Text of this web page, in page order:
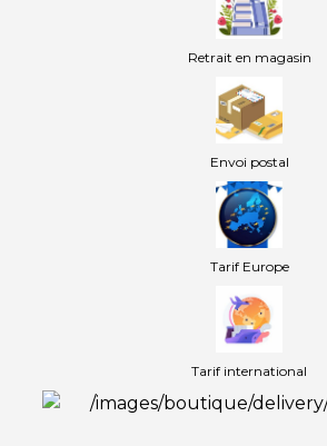
Retrait en magasin
Envoi postal
Tarif Europe
Tarif international